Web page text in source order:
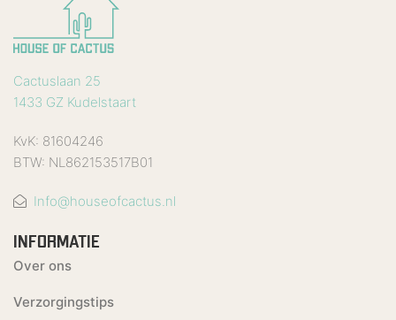
Cactuslaan 25
1433 GZ Kudelstaart
KvK: 81604246
BTW: NL862153517B01
Info@houseofcactus.nl
INFORMATIE
Over ons
Verzorgingstips